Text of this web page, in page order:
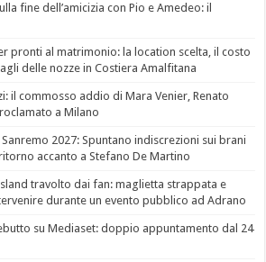
fine dell’amicizia con Pio e Amedeo: il
pronti al matrimonio: la location scelta, il costo
delle nozze in Costiera Amalfitana
il commosso addio di Mara Venier, Renato
a Milano
2027: Spuntano indiscrezioni sui brani
accanto a Stefano De Martino
travolto dai fan: maglietta strappata e
durante un evento pubblico ad Adrano
su Mediaset: doppio appuntamento dal 24